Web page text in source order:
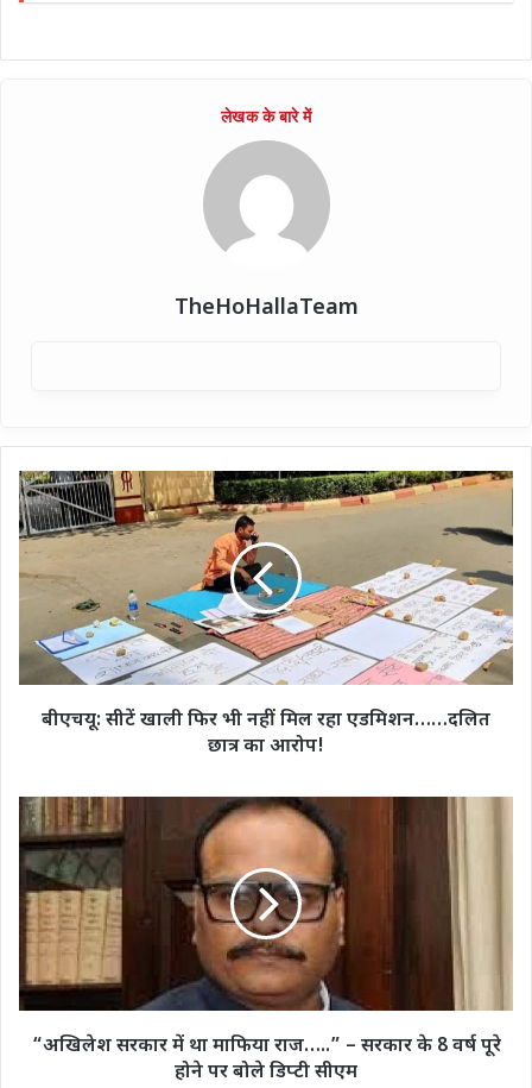
TheHoHallaTeam
बीएचयू:
सीटें
खाली
फिर
भी
नहीं
रहा
एडमिशन……
दलित
बीएचयू: सीटें खाली फिर भी नहीं मिल रहा एडमिशन……दलित
छात्र का आरोप!
“अखिलेश
सरकार
में
माफिया
राज…..”
सरकार
के
“अखिलेश सरकार में था माफिया राज…..” – सरकार के 8 वर्ष पूरे
होने पर बोले डिप्टी सीएम